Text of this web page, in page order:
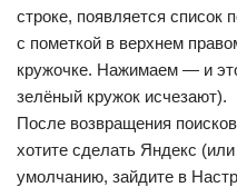
строке, появляется список
с пометкой в верхнем
кружочке. Нажимаем — и
зелёный кружок исчезают).
После возвращения
хотите сделать Яндекс
умолчанию, зайдите в